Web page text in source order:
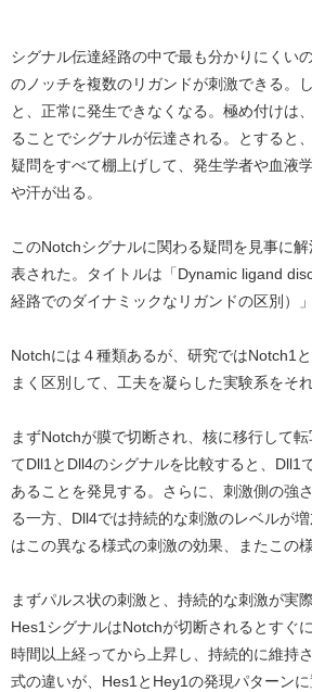
シグナル伝達経路の中で最も分かりにくい
のノッチを複数のリガンドが刺激できる。
と、正常に発生できなくなる。極め付けは
ることでシグナルが伝達される。とすると
疑問をすべて棚上げして、発生学者や血液
や汗が出る。
このNotchシグナルに関わる疑問を見事に
表された。タイトルは「Dynamic ligand
経路でのダイナミックなリガンドの区別）」
Notchには４種類あるが、研究ではNotch1
まく区別して、工夫を凝らした実験系をそ
まずNotchが膜で切断され、核に移行して
てDll1とDll4のシグナルを比較すると、Dll1
あることを発見する。さらに、刺激側の強
る一方、Dll4では持続的な刺激のレベルが
はこの異なる様式の刺激の効果、またこの
まずパルス状の刺激と、持続的な刺激が実
Hes1シグナルはNotchが切断されるとすぐ
時間以上経ってから上昇し、持続的に維持
式の違いが、Hes1とHey1の発現パターン